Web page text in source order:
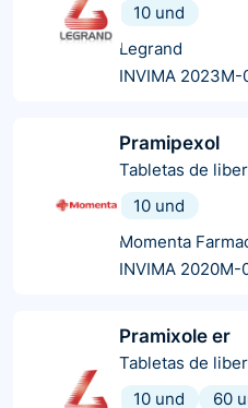
10 und
Legrand
INVIMA 2023M-
Pramipexol
Tabletas de
10 und
Momenta
INVIMA 2020M-
Pramixole er
Tabletas de
10 und
60